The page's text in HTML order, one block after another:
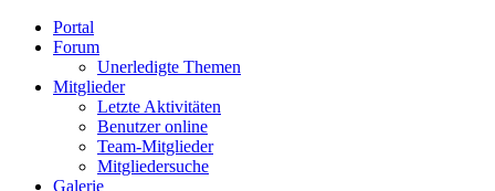
Portal
Forum
Unerledigte Themen
Mitglieder
Letzte Aktivitäten
Benutzer online
Team-Mitglieder
Mitgliedersuche
Galerie